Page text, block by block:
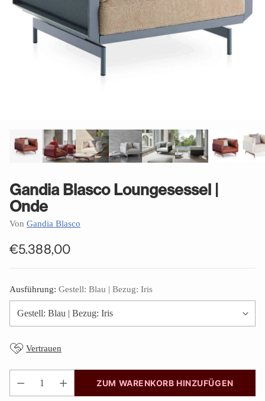
Gandia Blasco Loungesessel |
Onde
Von Gandia Blasco
Normaler
€5.388,00
Ausführung: Gestell: Blau | Bezug: Iris
Vertrauen
Anzahl
ZUM WARENKORB HINZUFÜGEN